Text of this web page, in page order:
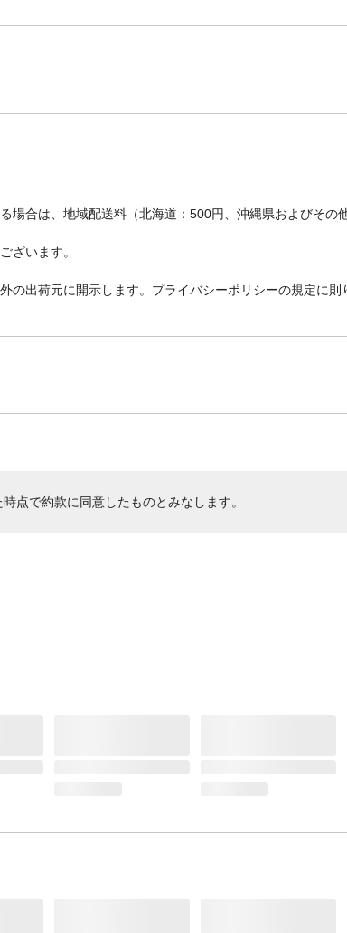
場合は、地域配送料（北海道：500円、沖縄県およびそ
ざいます。
出荷元に開示します。プライバシーポリシーの規定に則
点で約款に同意したものとみなします。